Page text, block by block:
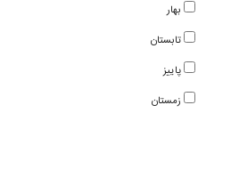
بهار
تابستان
پاییز
زمستان